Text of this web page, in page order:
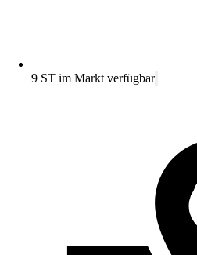
9 ST im Markt verfügbar